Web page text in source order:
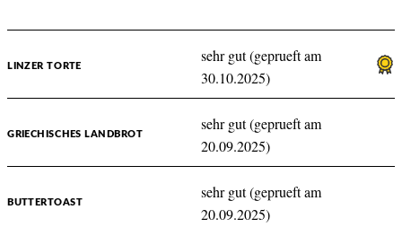
LINZER TORTE
sehr gut (geprueft am
30.10.2025)
GRIECHISCHES LANDBROT
sehr gut (geprueft am
20.09.2025)
BUTTERTOAST
sehr gut (geprueft am
20.09.2025)